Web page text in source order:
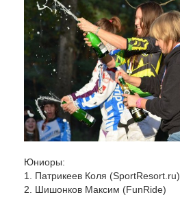
Юниоры:
1. Патрикеев Коля (SportResort.ru)
2. Шишонков Максим (FunRide)